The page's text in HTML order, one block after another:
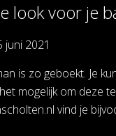
look voor je
juni 2021
is zo geboekt. Je
mogelijk om deze
vind je